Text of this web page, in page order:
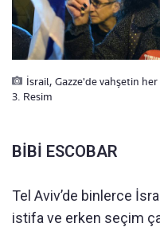
İsrail, Gazze'de vahşetin
3. Resim
BİBİ ESCOBAR
Tel Aviv’de binlerce
istifa ve erken seçim